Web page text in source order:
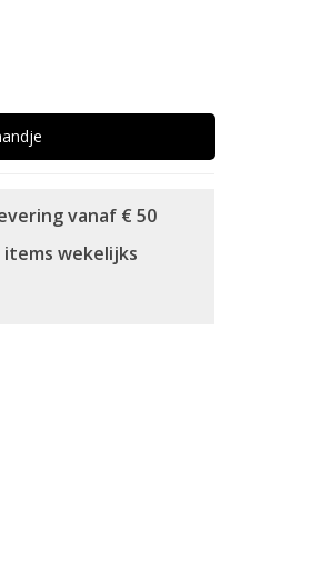
vanaf € 50
items wekelijks